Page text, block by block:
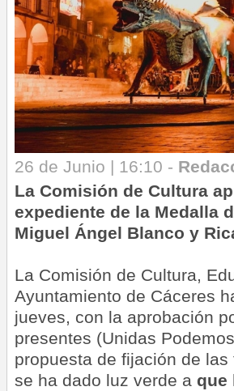
26 de Junio | 16:10 -
La Comisión de Cultura
expediente de la Medalla
Miguel Ángel Blanco y
La Comisión de Cultura,
Ayuntamiento de Cáceres
jueves, con la aprobación
presentes (Unidas
propuesta de fijación de
se ha dado luz verde a que